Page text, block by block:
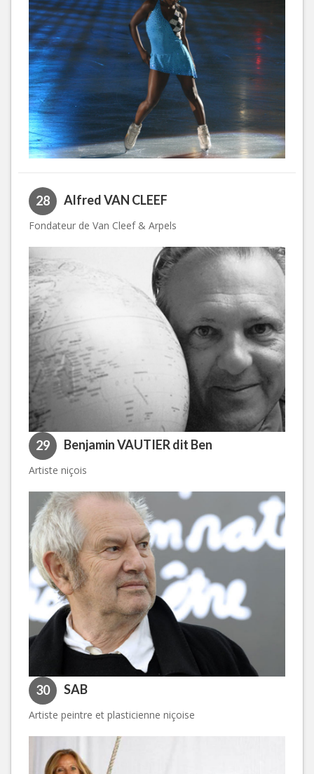
28 Alfred VAN CLEEF
Fondateur de Van Cleef & Arpels
29 Benjamin VAUTIER dit Ben
Artiste niçois
30 SAB
Artiste peintre et plasticienne niçoise